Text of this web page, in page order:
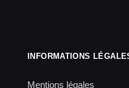
INFORMATIONS
Mentions légales